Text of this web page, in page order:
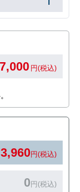
円(税込)
3,960円(税込)
0円(税込)